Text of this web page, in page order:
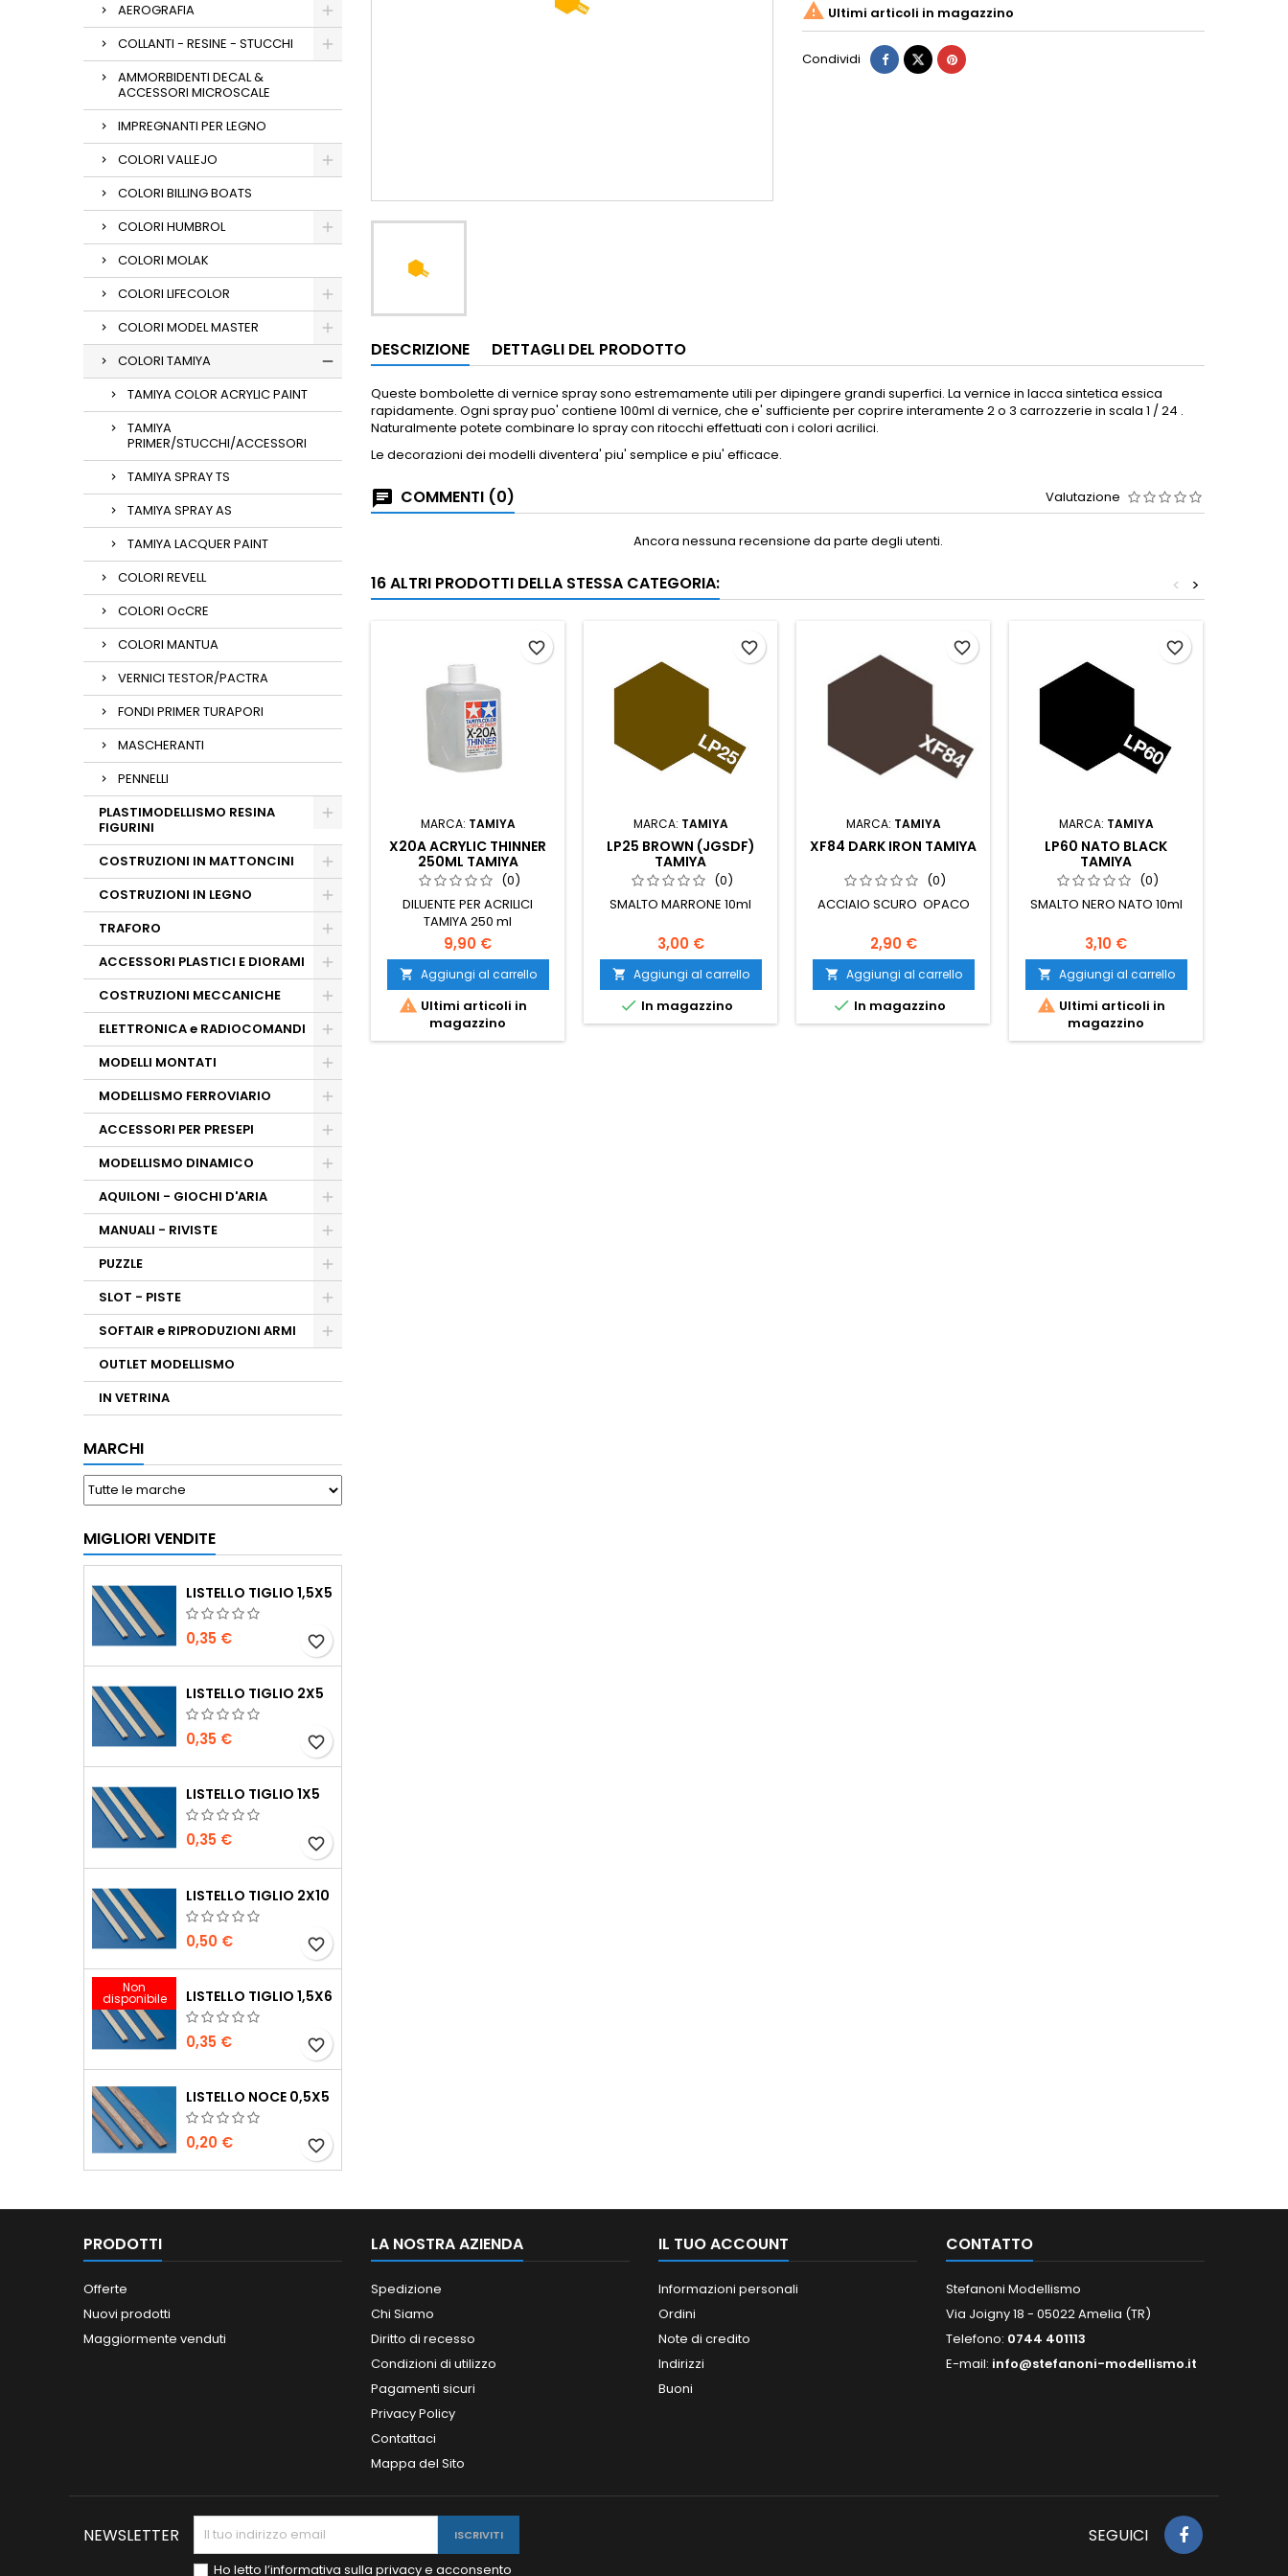
AEROGRAFIA
COLLANTI - RESINE - STUCCHI
AMMORBIDENTI DECAL &
ACCESSORI MICROSCALE
IMPREGNANTI PER LEGNO
COLORI VALLEJO
COLORI BILLING BOATS
COLORI HUMBROL
COLORI MOLAK
COLORI LIFECOLOR
COLORI MODEL MASTER
COLORI TAMIYA
TAMIYA COLOR ACRYLIC PAINT
TAMIYA
PRIMER/STUCCHI/ACCESSORI
TAMIYA SPRAY TS
TAMIYA SPRAY AS
TAMIYA LACQUER PAINT
COLORI REVELL
COLORI OcCRE
COLORI MANTUA
VERNICI TESTOR/PACTRA
FONDI PRIMER TURAPORI
MASCHERANTI
PENNELLI
PLASTIMODELLISMO RESINA
FIGURINI
COSTRUZIONI IN MATTONCINI
COSTRUZIONI IN LEGNO
TRAFORO
ACCESSORI PLASTICI E DIORAMI
COSTRUZIONI MECCANICHE
ELETTRONICA e RADIOCOMANDI
MODELLI MONTATI
MODELLISMO FERROVIARIO
ACCESSORI PER PRESEPI
MODELLISMO DINAMICO
AQUILONI - GIOCHI D'ARIA
MANUALI - RIVISTE
PUZZLE
SLOT - PISTE
SOFTAIR e RIPRODUZIONI ARMI
OUTLET MODELLISMO
IN VETRINA
MARCHI
MIGLIORI VENDITE
LISTELLO TIGLIO 1,5X5
0,35 € favorite_border
LISTELLO TIGLIO 2X5
0,35 € favorite_border
LISTELLO TIGLIO 1X5
0,35 € favorite_border
LISTELLO TIGLIO 2X10
0,50 € favorite_border
Non
disponibile LISTELLO TIGLIO 1,5X6
0,35 € favorite_border
LISTELLO NOCE 0,5X5
0,20 € favorite_border
 Ultimi articoli in magazzino
Condividi
DESCRIZIONE DETTAGLI DEL PRODOTTO
Queste bombolette di vernice spray sono estremamente utili per dipingere grandi superfici. La vernice in lacca sintetica essica
rapidamente. Ogni spray puo' contiene 100ml di vernice, che e' sufficiente per coprire interamente 2 o 3 carrozzerie in scala 1 / 24 .
Naturalmente potete combinare lo spray con ritocchi effettuati con i colori acrilici.
Le decorazioni dei modelli diventera' piu' semplice e piu' efficace.
COMMENTI (0) Valutazione
Ancora nessuna recensione da parte degli utenti.
16 ALTRI PRODOTTI DELLA STESSA CATEGORIA: >
<
MARCA: TAMIYA
X20A ACRYLIC THINNER
250ML TAMIYA
(0)
DILUENTE PER ACRILICI
TAMIYA 250 ml
9,90 €
 Aggiungi al carrello
 Ultimi articoli in
magazzino
favorite_border
MARCA: TAMIYA
LP25 BROWN (JGSDF)
TAMIYA
(0)
SMALTO MARRONE 10ml
3,00 €
 Aggiungi al carrello
 In magazzino
favorite_border
MARCA: TAMIYA
XF84 DARK IRON TAMIYA
(0)
ACCIAIO SCURO OPACO
2,90 €
 Aggiungi al carrello
 In magazzino
favorite_border
MARCA: TAMIYA
LP60 NATO BLACK
TAMIYA
(0)
SMALTO NERO NATO 10ml
3,10 €
 Aggiungi al carrello
 Ultimi articoli in
magazzino
favorite_border
PRODOTTI
Offerte
Nuovi prodotti
Maggiormente venduti
LA NOSTRA AZIENDA
Spedizione
Chi Siamo
Diritto di recesso
Condizioni di utilizzo
Pagamenti sicuri
Privacy Policy
Contattaci
Mappa del Sito
IL TUO ACCOUNT
Informazioni personali
Ordini
Note di credito
Indirizzi
Buoni
CONTATTO
Stefanoni Modellismo
Via Joigny 18 - 05022 Amelia (TR)
Telefono: 0744 401113
E-mail: info@stefanoni-modellismo.it
NEWSLETTER
Ho letto l’informativa sulla privacy e acconsento
SEGUICI